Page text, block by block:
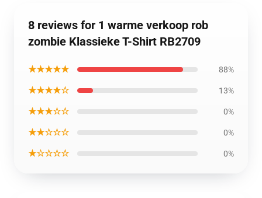
8 reviews for 1 warme verkoop rob
zombie Klassieke T-Shirt RB2709
★★★★★ 88%
★★★★☆ 13%
★★★☆☆ 0%
★★☆☆☆ 0%
★☆☆☆☆ 0%